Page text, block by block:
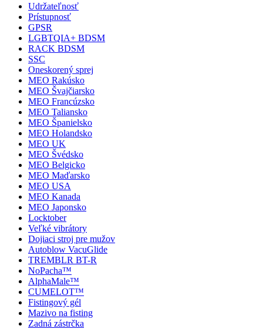
Udržateľnosť
Prístupnosť
GPSR
LGBTQIA+ BDSM
RACK BDSM
SSC
Oneskorený sprej
MEO Rakúsko
MEO Švajčiarsko
MEO Francúzsko
MEO Taliansko
MEO Španielsko
MEO Holandsko
MEO UK
MEO Švédsko
MEO Belgicko
MEO Maďarsko
MEO USA
MEO Kanada
MEO Japonsko
Locktober
Veľké vibrátory
Dojiaci stroj pre mužov
Autoblow VacuGlide
TREMBLR BT-R
NoPacha™
AlphaMale™
CUMELOT™
Fistingový gél
Mazivo na fisting
Zadná zástrčka